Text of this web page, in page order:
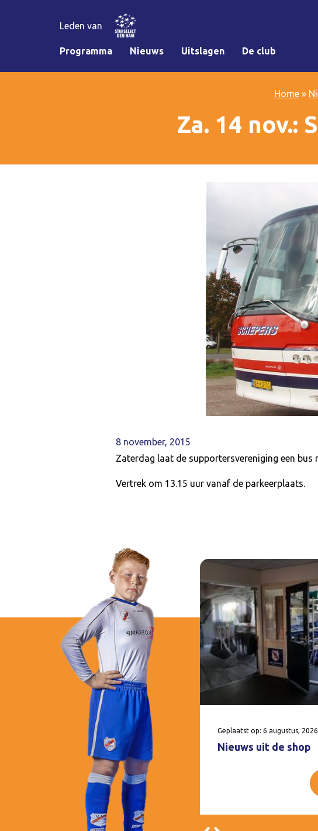
Leden van
Programma Nieuws Uitslagen De club
Home »
Za. 14 nov.:
8 november, 2015
Zaterdag laat de supportersvereniging een bus
Vertrek om 13.15 uur vanaf de parkeerplaats.
Geplaatst op: 6 augustus, 2026
Nieuws uit de shop